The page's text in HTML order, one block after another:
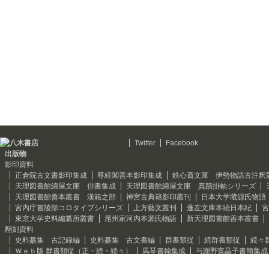
Twitter
Facebook
出版物
影印資料
正倉院古文書影印集成
尊経閣善本影印集成
鉄心斎文庫 伊勢物語古注釈
天理図書館綿屋文庫 俳書集成
天理図書館綿屋文庫 真蹟掛軸シリーズ
天理図書館善本叢書 漢籍之部
神宮古典籍影印叢刊
日本大学蔵源氏物語
宮内庁書陵部コロタイプシリーズ
上方藝文叢刊 蓬左文庫本続日本紀
東京大学史料編纂所叢書
尾州家河内本源氏物語
新天理図書館善本叢書
翻刻資料
史料纂集 古記録編
史料纂集 古文書編 群書類従 続群書類従
続々
Ｗｅｂ版 群書類従（正・続・続々）
馬琴書翰集成
与謝野寛晶子書簡集成